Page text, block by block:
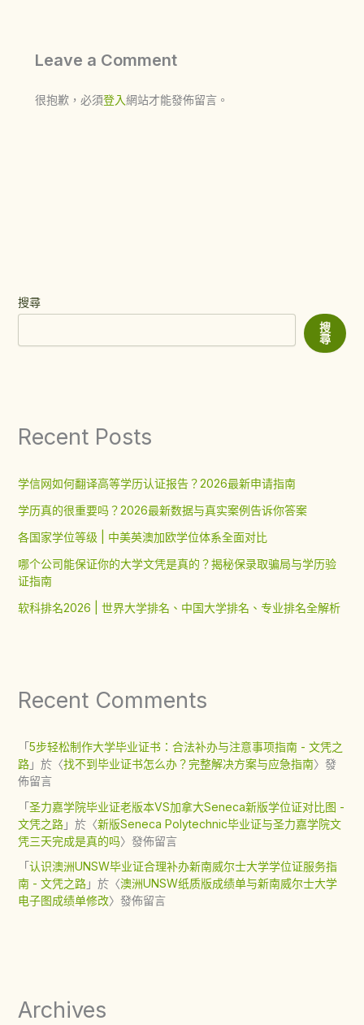
Leave a Comment
很抱歉，必須登入網站才能發佈留言。
搜尋
搜
尋
Recent Posts
学信网如何翻译高等学历认证报告？2026最新申请指南
学历真的很重要吗？2026最新数据与真实案例告诉你答案
各国家学位等级 | 中美英澳加欧学位体系全面对比
哪个公司能保证你的大学文凭是真的？揭秘保录取骗局与学历验
证指南
软科排名2026 | 世界大学排名、中国大学排名、专业排名全解析
Recent Comments
「5步轻松制作大学毕业证书：合法补办与注意事项指南 - 文凭之
路」於〈找不到毕业证书怎么办？完整解决方案与应急指南〉發
佈留言
「圣力嘉学院毕业证老版本VS加拿大Seneca新版学位证对比图 -
文凭之路」於〈新版Seneca Polytechnic毕业证与圣力嘉学院文
凭三天完成是真的吗〉發佈留言
「认识澳洲UNSW毕业证合理补办新南威尔士大学学位证服务指
南 - 文凭之路」於〈澳洲UNSW纸质版成绩单与新南威尔士大学
电子图成绩单修改〉發佈留言
Archives